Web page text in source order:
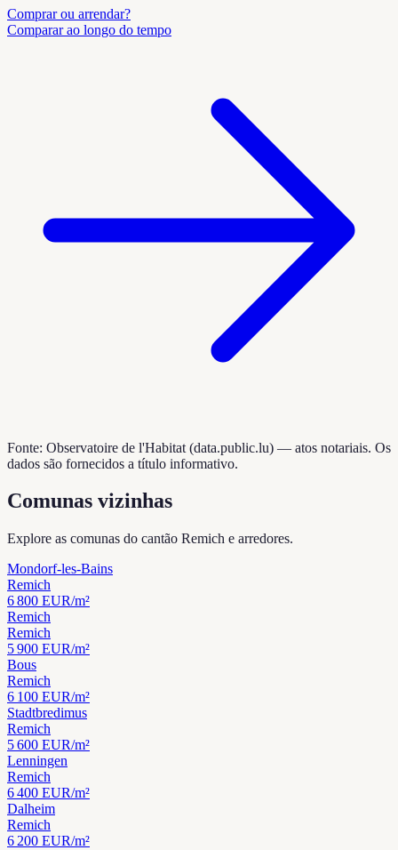
Comprar ou arrendar?
Comparar ao longo do tempo
Fonte: Observatoire de l'Habitat (data.public.lu) — atos notariais. Os
dados são fornecidos a título informativo.
Comunas vizinhas
Explore as comunas do cantão Remich e arredores.
Mondorf-les-Bains
Remich
6 800 EUR/m²
Remich
Remich
5 900 EUR/m²
Bous
Remich
6 100 EUR/m²
Stadtbredimus
Remich
5 600 EUR/m²
Lenningen
Remich
6 400 EUR/m²
Dalheim
Remich
6 200 EUR/m²